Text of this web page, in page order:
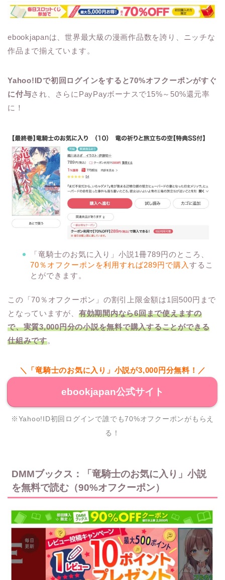
ebookjapanは、世界最大級の漫画作品数を誇り、ニッチな
作品まで揃えています。
Yahoo!IDで初回ログインをすると70%オフクーポンがすぐ
に付与され、さらにPayPayボーナスで15%～50%還元率
に！
「竜騎士のお気に入り」小説1冊789円のところ、
70％オフクーポンを利用すれば289円で購入 するこ
とができます。
この「70％オフクーポン」の割引上限金額は1回500円まで
となっていますが、 有効期間内なら6回まで使えますの
で、実質3,000円分の小説を無料で購入することができる
仕組みです。
＼「竜騎士のお気に入り」小説が3,000円分無料！／
ebookjapan公式サイト
※Yahoo!ID初回ログインで誰でも70%オフクーポンがもらえ
る！
DMMブックス：「竜騎士のお気に入り」小説
を無料で読む（90%オフクーポン）